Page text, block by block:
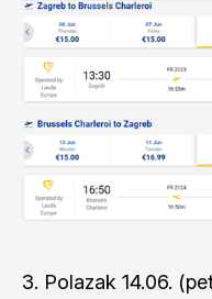
3. Polazak 14.06.